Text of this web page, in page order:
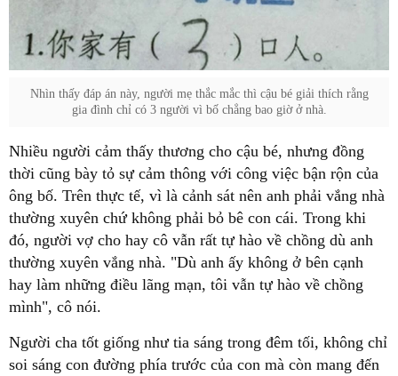
Nhìn thấy đáp án này, người mẹ thắc mắc thì cậu bé giải thích rằng
gia đình chỉ có 3 người vì bố chẳng bao giờ ở nhà.
Nhiều người cảm thấy thương cho cậu bé, nhưng đồng
thời cũng bày tỏ sự cảm thông với công việc bận rộn của
ông bố. Trên thực tế, vì là cảnh sát nên anh phải vắng nhà
thường xuyên chứ không phải bỏ bê con cái. Trong khi
đó, người vợ cho hay cô vẫn rất tự hào về chồng dù anh
thường xuyên vắng nhà. "Dù anh ấy không ở bên cạnh
hay làm những điều lãng mạn, tôi vẫn tự hào về chồng
mình", cô nói.
Người cha tốt giống như tia sáng trong đêm tối, không chỉ
soi sáng con đường phía trước của con mà còn mang đến